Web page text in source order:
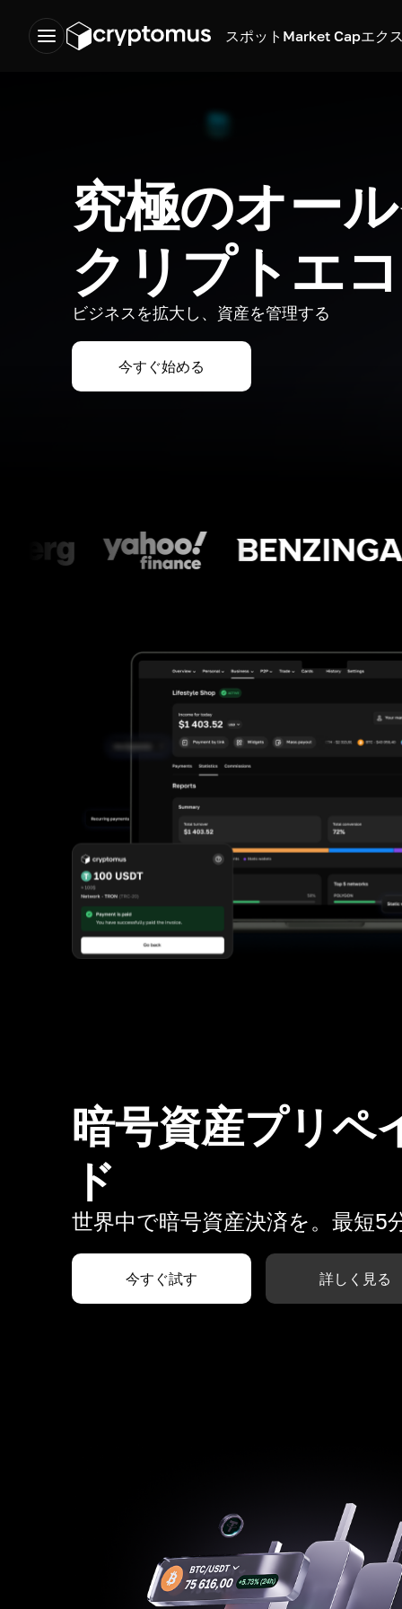
スポット Market Capエク
究極のオー
クリプトエ
ビジネスを拡大し、資産を管理する
今すぐ始める
暗号資産プリペ
ド
世界中で暗号資産決済を。最短5
今すぐ試す 詳しく見る